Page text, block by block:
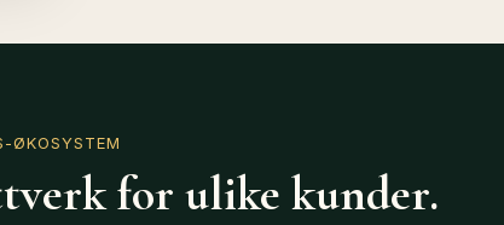
ØKOSYSTEM
for ulike kunder.